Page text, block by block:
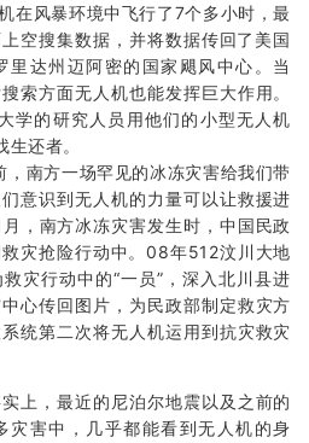
在风暴环境中飞行了7个多小时，最
空搜集数据，并将数据传回了美国
里达州迈阿密的国家飓风中心。当
索方面无人机也能发挥巨大作用。
学的研究人员用他们的小型无人机
还者。
南方一场罕见的冰冻灾害给我们带
意识到无人机的力量可以让救援进
，南方冰冻灾害发生时，中国民政
灾抢险行动中。08年512汶川大地
灾行动中的“一员”，深入北川县进
心传回图片，为民政部制定救灾方
统第二次将无人机运用到抗灾救灾
上，最近的尼泊尔地震以及之前的
灾害中，几乎都能看到无人机的身